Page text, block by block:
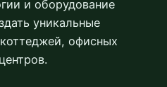
и оборудование
уникальные
офисных